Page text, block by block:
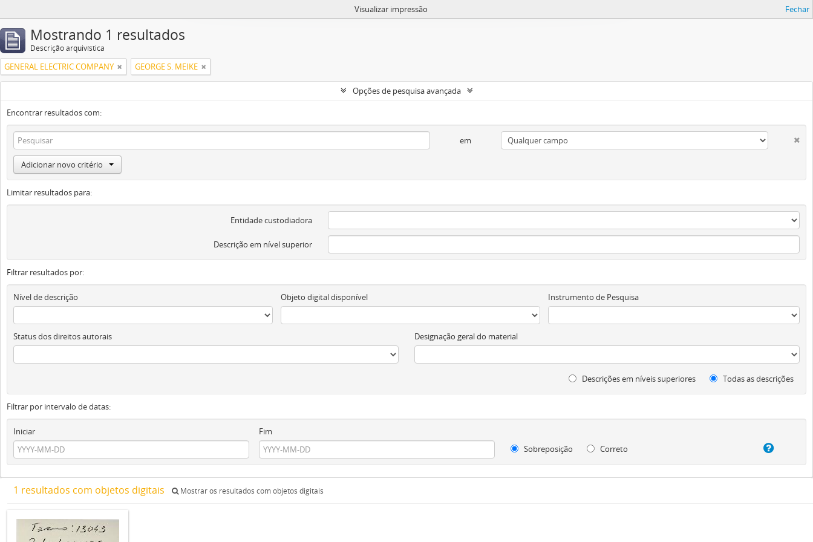
Visualizar impressão Fechar
Mostrando 1 resultados
Descrição arquivística
GENERAL ELECTRIC COMPANY GEORGE S. MEIKE
Opções de pesquisa avançada
Encontrar resultados com:
em
Adicionar novo critério
Limitar resultados para:
Entidade custodiadora
Descrição em nível superior
Filtrar resultados por:
Nível de descrição Objeto digital disponível Instrumento de Pesquisa
Status dos direitos autorais Designação geral do material
Descrições em níveis superiores Todas as descrições
Filtrar por intervalo de datas:
Iniciar
Fim
Sobreposição
Correto
1 resultados com objetos digitais Mostrar os resultados com objetos digitais